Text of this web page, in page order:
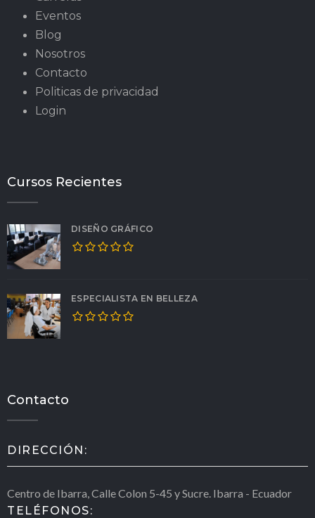
Eventos
Blog
Nosotros
Contacto
Politicas de privacidad
Login
Cursos Recientes
DISEÑO GRÁFICO
ESPECIALISTA EN BELLEZA
Contacto
DIRECCIÓN:
Centro de Ibarra, Calle Colon 5-45 y Sucre. Ibarra - Ecuador
TELÉFONOS: